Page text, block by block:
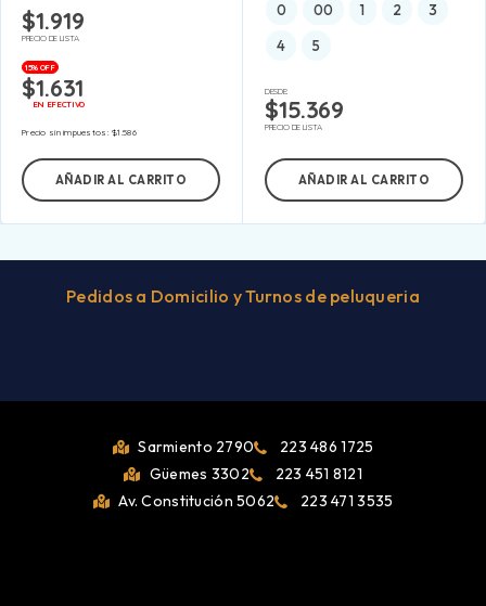
$1.919
PRECIO DE LISTA
15% OFF
$1.631
EN EFECTIVO
Precio sin impuestos:$1.586
AÑADIR AL CARRITO
0 00 1 2 3
4 5
DESDE:
$15.369
PRECIO DE LISTA
AÑADIR AL CARRITO
Pedidos a Domicilio y Turnos de peluqueria
Sarmiento 2790
223 486 1725
Güemes 3302
223 451 8121
Av. Constitución 5062
223 471 3535